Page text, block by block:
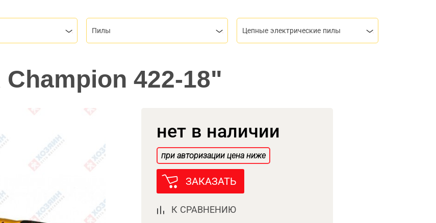
Пилы Цепные электрические пилы
Champion 422-18"
нет в наличии
при авторизации цена ниже
ЗАКАЗАТЬ
К СРАВНЕНИЮ